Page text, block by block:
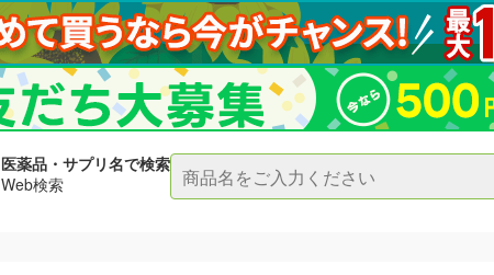
医薬品・サプリ名で検索
Web検索